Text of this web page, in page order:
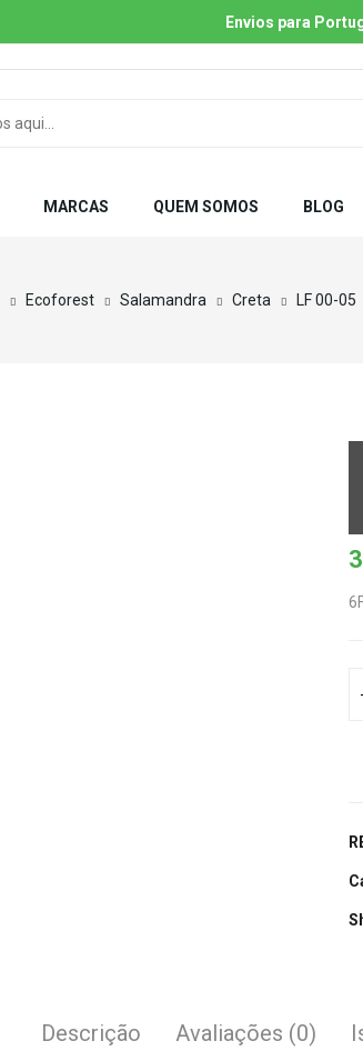
Envios para
MARCAS QUEM SOMOS BLOG
Ecoforest Salamandra Creta LF 00-05
Descrição Avaliações (0)